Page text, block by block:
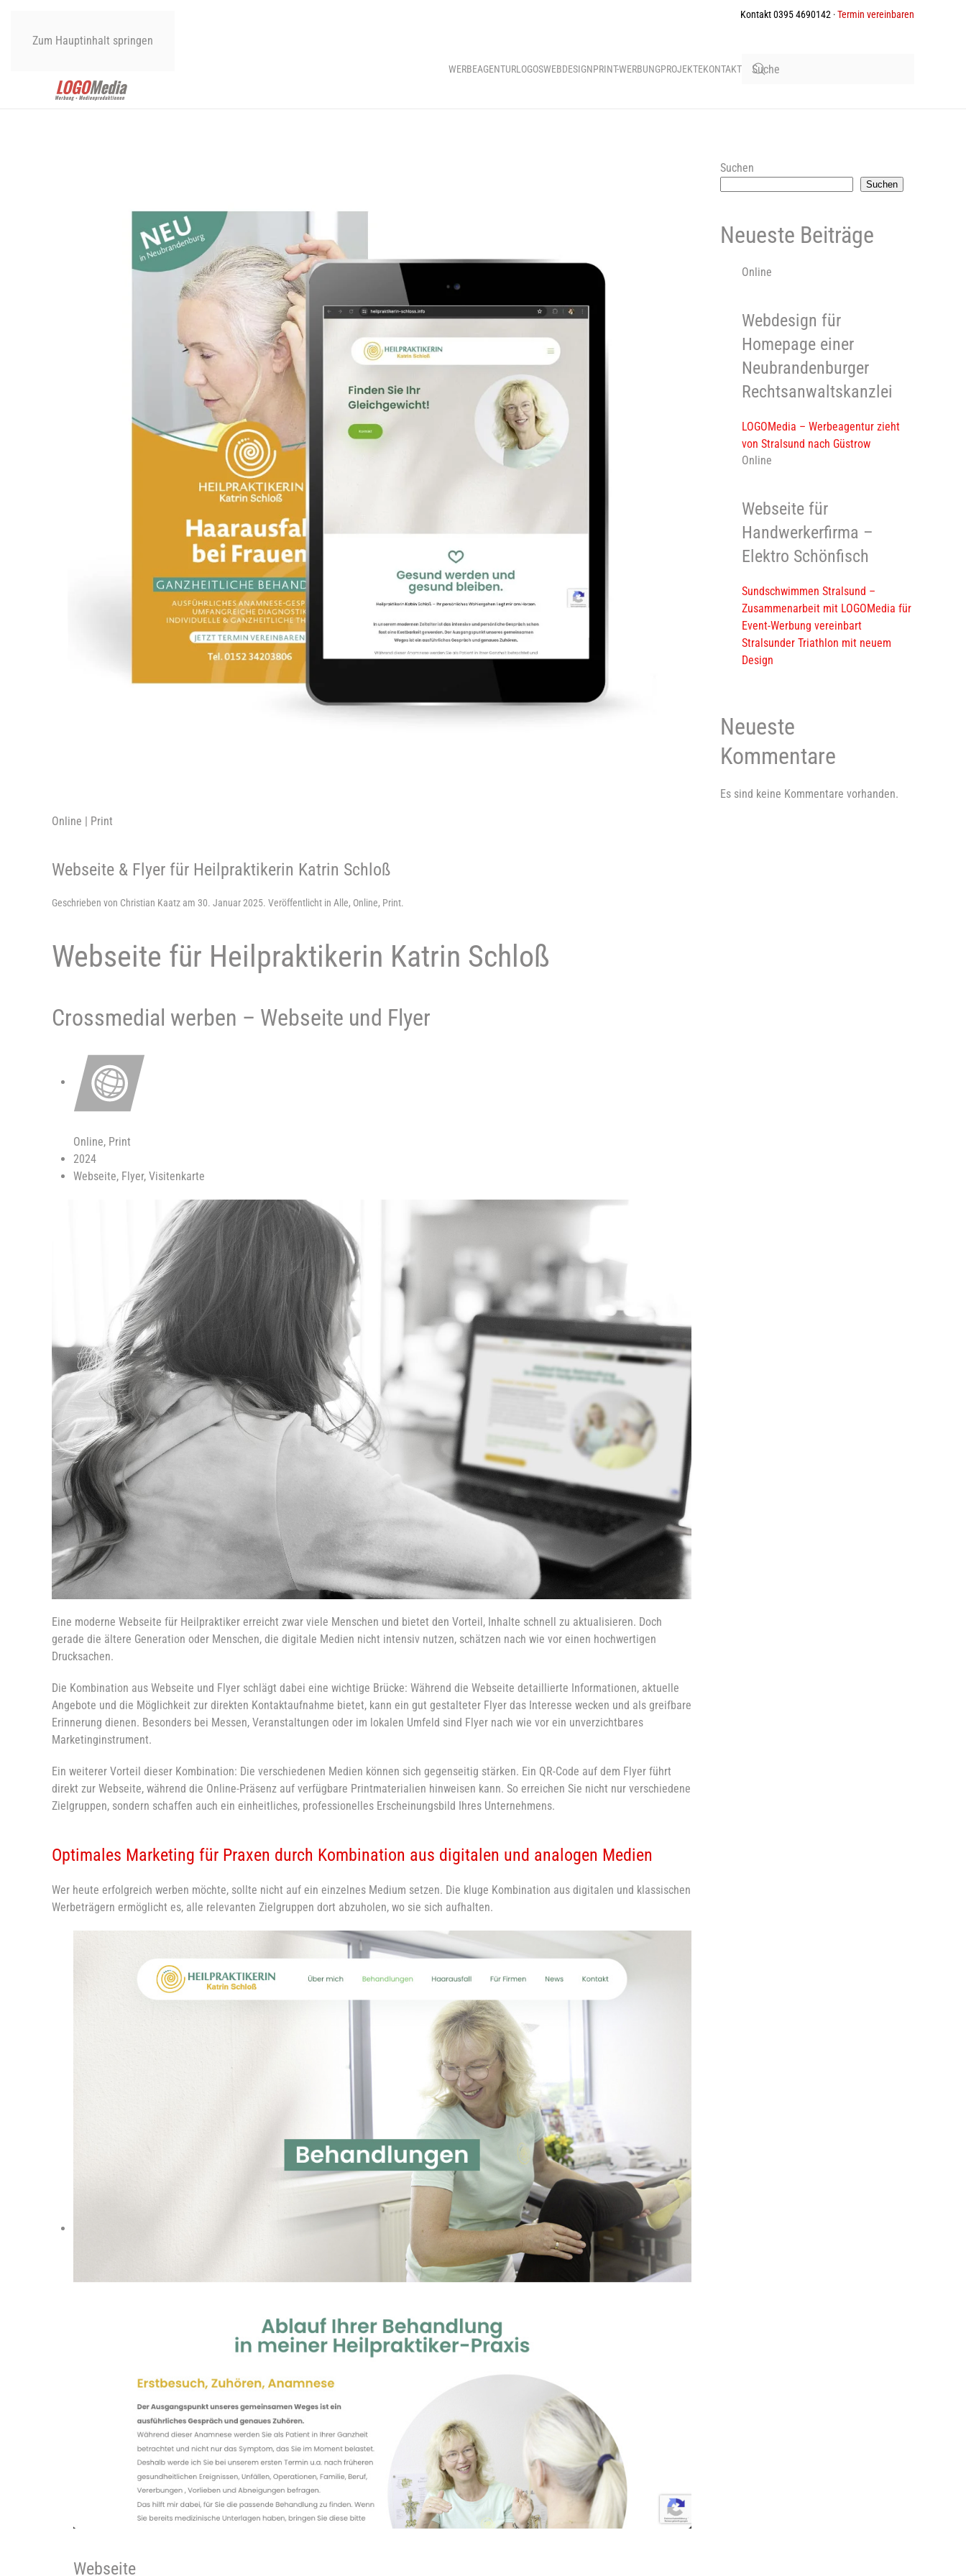
Zum Hauptinhalt springen
Kontakt 0395 4690142 ·Termin vereinbaren
WERBEAGENTURLOGOSWEBDESIGNPRINT-WERBUNGPROJEKTEKONTAKT
Online | Print
Webseite & Flyer für Heilpraktikerin Katrin Schloß
Geschrieben von Christian Kaatz am 30. Januar 2025. Veröffentlicht in Alle, Online, Print.
Webseite für Heilpraktikerin Katrin Schloß
Crossmedial werben – Webseite und Flyer
Online, Print
2024
Webseite, Flyer, Visitenkarte
Eine moderne Webseite für Heilpraktiker erreicht zwar viele Menschen und bietet den Vorteil, Inhalte schnell zu aktualisieren. Doch
gerade die ältere Generation oder Menschen, die digitale Medien nicht intensiv nutzen, schätzen nach wie vor einen hochwertigen
Drucksachen.
Die Kombination aus Webseite und Flyer schlägt dabei eine wichtige Brücke: Während die Webseite detaillierte Informationen, aktuelle
Angebote und die Möglichkeit zur direkten Kontaktaufnahme bietet, kann ein gut gestalteter Flyer das Interesse wecken und als greifbare
Erinnerung dienen. Besonders bei Messen, Veranstaltungen oder im lokalen Umfeld sind Flyer nach wie vor ein unverzichtbares
Marketinginstrument.
Ein weiterer Vorteil dieser Kombination: Die verschiedenen Medien können sich gegenseitig stärken. Ein QR-Code auf dem Flyer führt
direkt zur Webseite, während die Online-Präsenz auf verfügbare Printmaterialien hinweisen kann. So erreichen Sie nicht nur verschiedene
Zielgruppen, sondern schaffen auch ein einheitliches, professionelles Erscheinungsbild Ihres Unternehmens.
Optimales Marketing für Praxen durch Kombination aus digitalen und analogen Medien
Wer heute erfolgreich werben möchte, sollte nicht auf ein einzelnes Medium setzen. Die kluge Kombination aus digitalen und klassischen
Werbeträgern ermöglicht es, alle relevanten Zielgruppen dort abzuholen, wo sie sich aufhalten.
Webseite
Suchen
Suchen
Neueste Beiträge
Online
Webdesign für
Homepage einer
Neubrandenburger
Rechtsanwaltskanzlei
LOGOMedia – Werbeagentur zieht
von Stralsund nach Güstrow
Online
Webseite für
Handwerkerfirma –
Elektro Schönfisch
Sundschwimmen Stralsund –
Zusammenarbeit mit LOGOMedia für
Event-Werbung vereinbart
Stralsunder Triathlon mit neuem
Design
Neueste
Kommentare
Es sind keine Kommentare vorhanden.